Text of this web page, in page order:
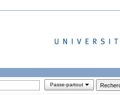
Passe-partout